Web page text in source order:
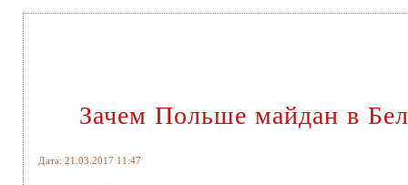
Зачем Польше майдан в
Дата: 21.03.2017 11:47